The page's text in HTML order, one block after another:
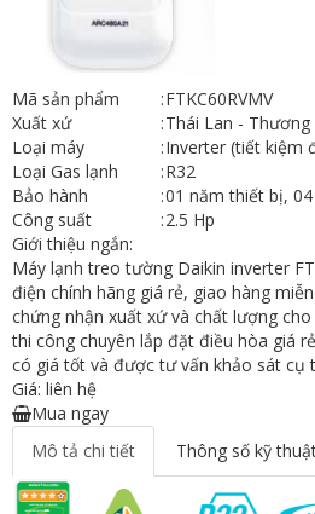
Mã sản phẩm :FTKC60RVMV
Xuất xứ
:Thái Lan -
Loại máy
:Inverter (tiết kiệm
Loại Gas lạnh
:R32
Bảo hành
:01 năm thiết bị,
Công suất
:2.5 Hp
Giới thiệu ngắn:
Máy lạnh treo tường Daikin inverter
điện chính hãng giá rẻ, giao hàng
chứng nhận xuất xứ và chất lượng
thi công chuyên lắp đặt điều hòa giá
có giá tốt và được tư vấn khảo sát cụ
Giá: liên hệ
Mua ngay
Mô tả chi tiết
Thông số kỹ